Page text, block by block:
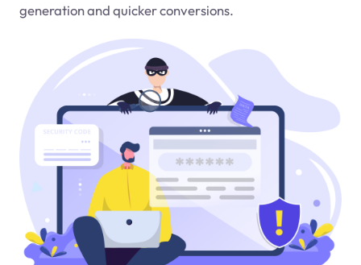
generation and quicker conversions.